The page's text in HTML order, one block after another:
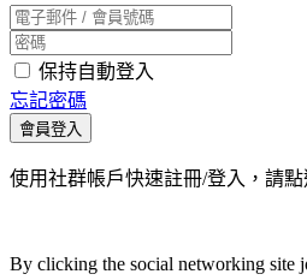
保持自動登入
忘記密碼
會員登入
使用社群帳戶快速註冊/登入，請
By clicking the social networking site